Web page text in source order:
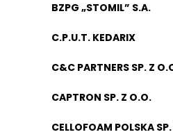
BZPG „STOMIL” S.A.
C.P.U.T. KEDARIX
C&C PARTNERS SP. Z
CAPTRON SP. Z O.O.
CELLOFOAM POLSKA